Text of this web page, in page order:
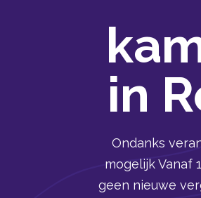
in
Ondanks
mogelijk Vanaf
geen nieuwe